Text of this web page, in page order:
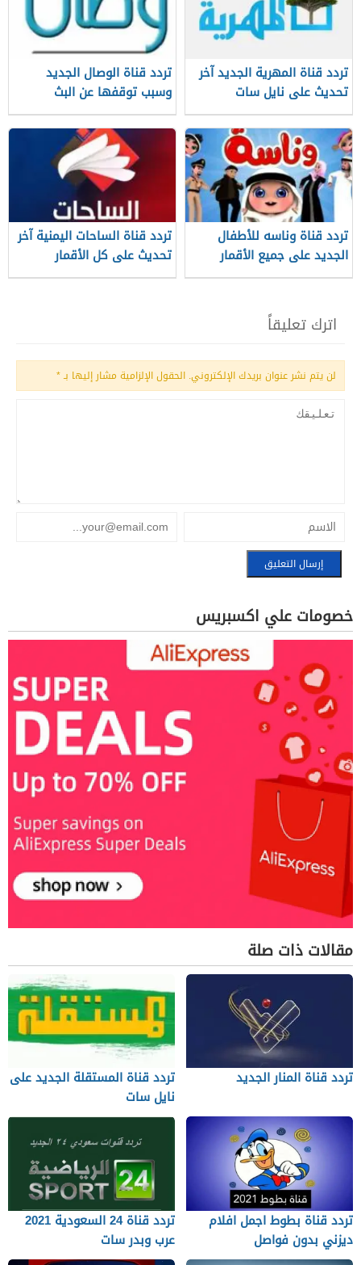
تردد قناة المهرية الجديد آخر
تحديث على نايل سات
تردد قناة الوصال الجديد
وسبب توقفها عن البث
تردد قناة وناسه للأطفال
الجديد على جميع الأقمار
تردد قناة الساحات اليمنية آخر
تحديث على كل الأقمار
اترك تعليقاً
لن يتم نشر عنوان بريدك الإلكتروني. الحقول الإلزامية مشار إليها بـ*
خصومات علي اكسبريس
مقالات ذات صلة
تردد قناة المنار الجديد
تردد قناة المستقلة الجديد على
نايل سات
تردد قناة بطوط اجمل افلام
ديزني بدون فواصل
تردد قناة 24 السعودية 2021
عرب وبدر سات